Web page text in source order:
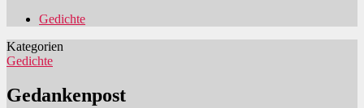
Gedichte
Kategorien
Gedichte
Gedankenpost